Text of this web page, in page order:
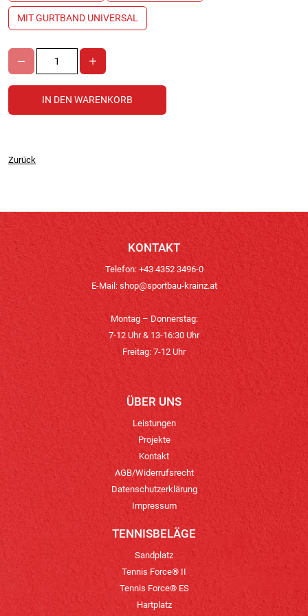
MIT GURTBAND UNIVERSAL
Zurück
KONTAKT
Telefon: +43 4352 3496-0
E-Mail:shop@sportbau-krainz.at
Montag – Donnerstag:
7-12 Uhr & 13-16:30 Uhr
Freitag: 7-12 Uhr
ÜBER UNS
Leistungen
Projekte
Kontakt
AGB/Widerrufsrecht
Datenschutzerklärung
Impressum
TENNISBELÄGE
Sandplatz
Tennis Force® II
Tennis Force® ES
Hartplatz